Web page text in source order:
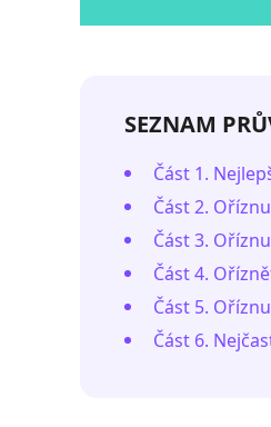
SEZNAM
Část 1.
Část 2.
Část 3.
Část 4.
Část 5.
Část 6.